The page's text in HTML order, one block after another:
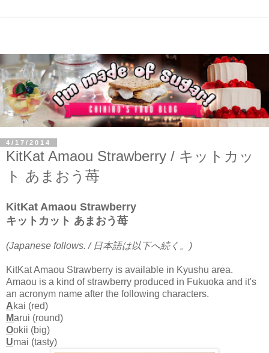
4/17/2014
KitKat Amaou Strawberry / キットカッ
ト あまおう苺
KitKat Amaou Strawberry
キットカット あまおう苺
(Japanese follows. / 日本語は以下へ続く。)
KitKat Amaou Strawberry is available in Kyushu area.
Amaou is a kind of strawberry produced in Fukuoka and it's
an acronym name after the following characters.
Akai (red)
Marui (round)
Ookii (big)
Umai (tasty)